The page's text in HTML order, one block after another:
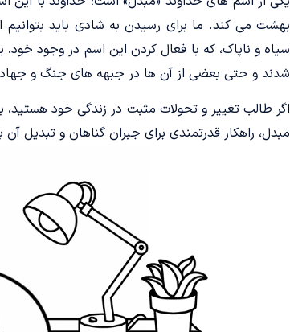
بهشت می کند. ما برای رسیدن به شادی باید
سیاه و ناپاک، که با فعال کردن این اسم در وجود
شدند و حتی بعضی از آن ها در جبهه های جنگ و جهاد
اگر طالب تغییر و تحولات مثبت در زندگی خود هستید،
مبدل، راهکار قدرتمندی برای جبران گناهان و تبدیل